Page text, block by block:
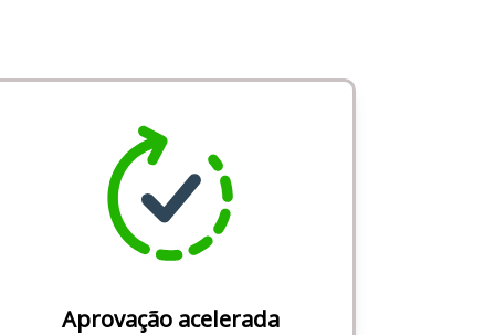
Aprovação acelerada